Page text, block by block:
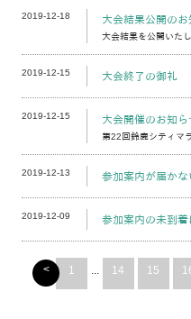
2019-12-18 大会結果公開のお
大会結果を公開いたし
2019-12-15 大会終了の御礼
2019-12-15 大会開催のお知ら
第22回鈴鹿シティマ
2019-12-13 参加案内が届か
2019-12-09 参加案内の未到着
< 1 ... 14 15